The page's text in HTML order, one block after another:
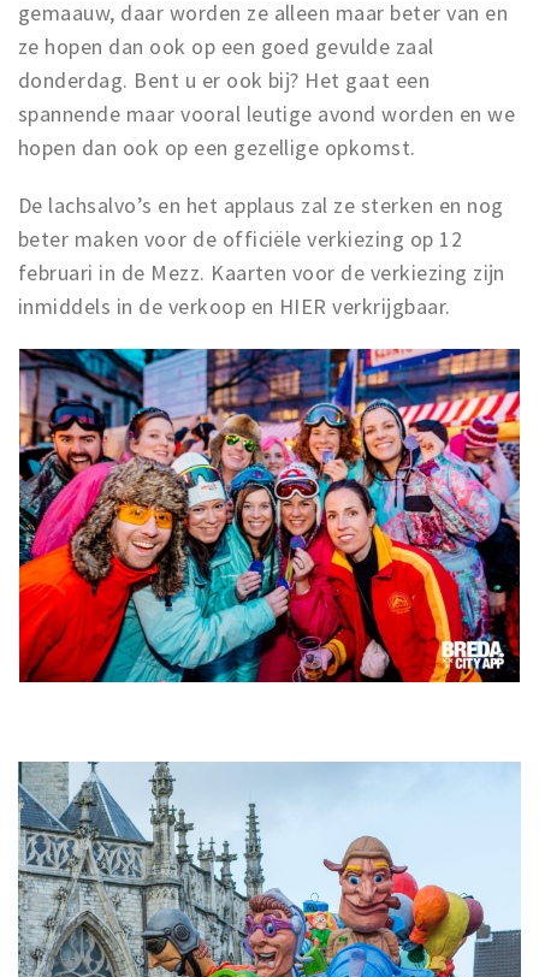
gemaauw, daar worden ze alleen maar beter van en
ze hopen dan ook op een goed gevulde zaal
donderdag. Bent u er ook bij? Het gaat een
spannende maar vooral leutige avond worden en we
hopen dan ook op een gezellige opkomst.
De lachsalvo’s en het applaus zal ze sterken en nog
beter maken voor de officiële verkiezing op 12
februari in de Mezz. Kaarten voor de verkiezing zijn
inmiddels in de verkoop en HIER verkrijgbaar.